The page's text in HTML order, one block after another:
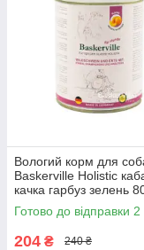
Вологий корм для
Baskerville Holistic
качка гарбуз зелень
Готово до відправки 2
204 ₴ 240 ₴